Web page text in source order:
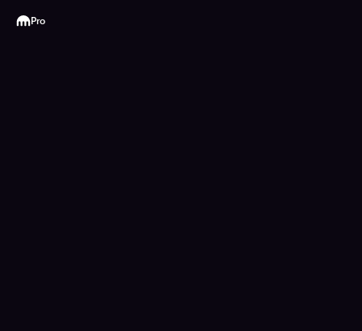
Kraken
Pro